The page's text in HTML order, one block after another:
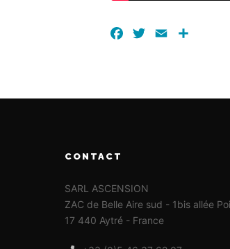
FacebookTwitterEmail
CONTACT
SARL ASCENSION
ZAC de Belle Aire sud - 1bis allée
17 440 Aytré - France